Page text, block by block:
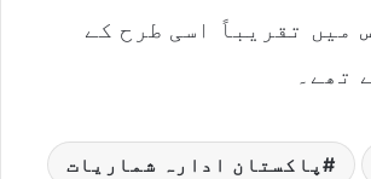
میں تقریباً اسی طرح کے
تھے۔
پاکستان ادارہ شماریات